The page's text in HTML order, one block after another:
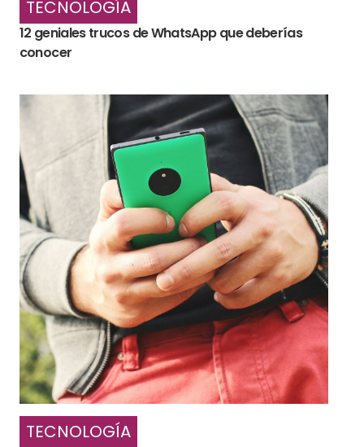
TECNOLOGÍA
12 geniales trucos de WhatsApp que deberías
conocer
TECNOLOGÍA